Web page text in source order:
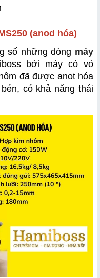
(anod hóa)
số những dòng máy
bởi máy có vỏ
đã được anot hóa
có khả năng thái